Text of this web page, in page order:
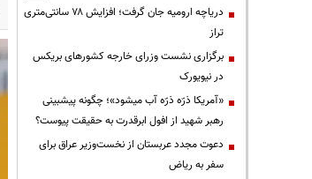
دریاچه ارومیه جان گرفت؛ افزایش ۷۸ سانتی‌متری
تراز
برگزاری نشست وزرای خارجه کشورهای بریکس
در نیویورک
«آمریکا ذرّه ذرّه آب میشود»؛ چگونه پیشبینی
رهبر شهید از افول ابرقدرت به حقیقت پیوست؟
دعوت مجدد عربستان از نخست‌وزیر عراق برای
سفر به ریاض